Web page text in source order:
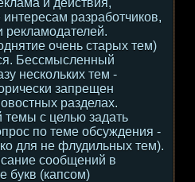
и действия,
разработчиков,
рекламодателей.
очень старых тем)
Бессмысленный
нескольких тем -
запрещен
разделах.
темы с целью задать
по теме обсуждения -
для не флудильных тем).
сообщений в
букв (капсом)